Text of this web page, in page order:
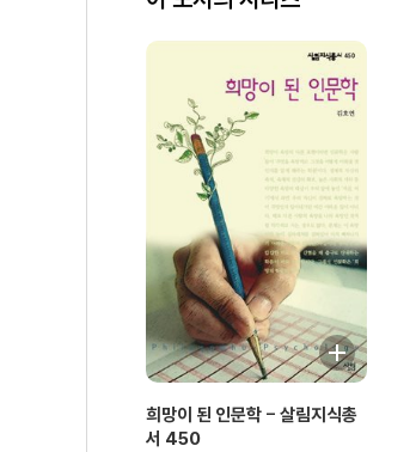
희망이 된 인문학 - 살림지식총
서 450